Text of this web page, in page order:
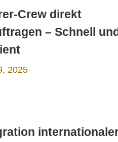
Crew direkt
– Schnell
2025